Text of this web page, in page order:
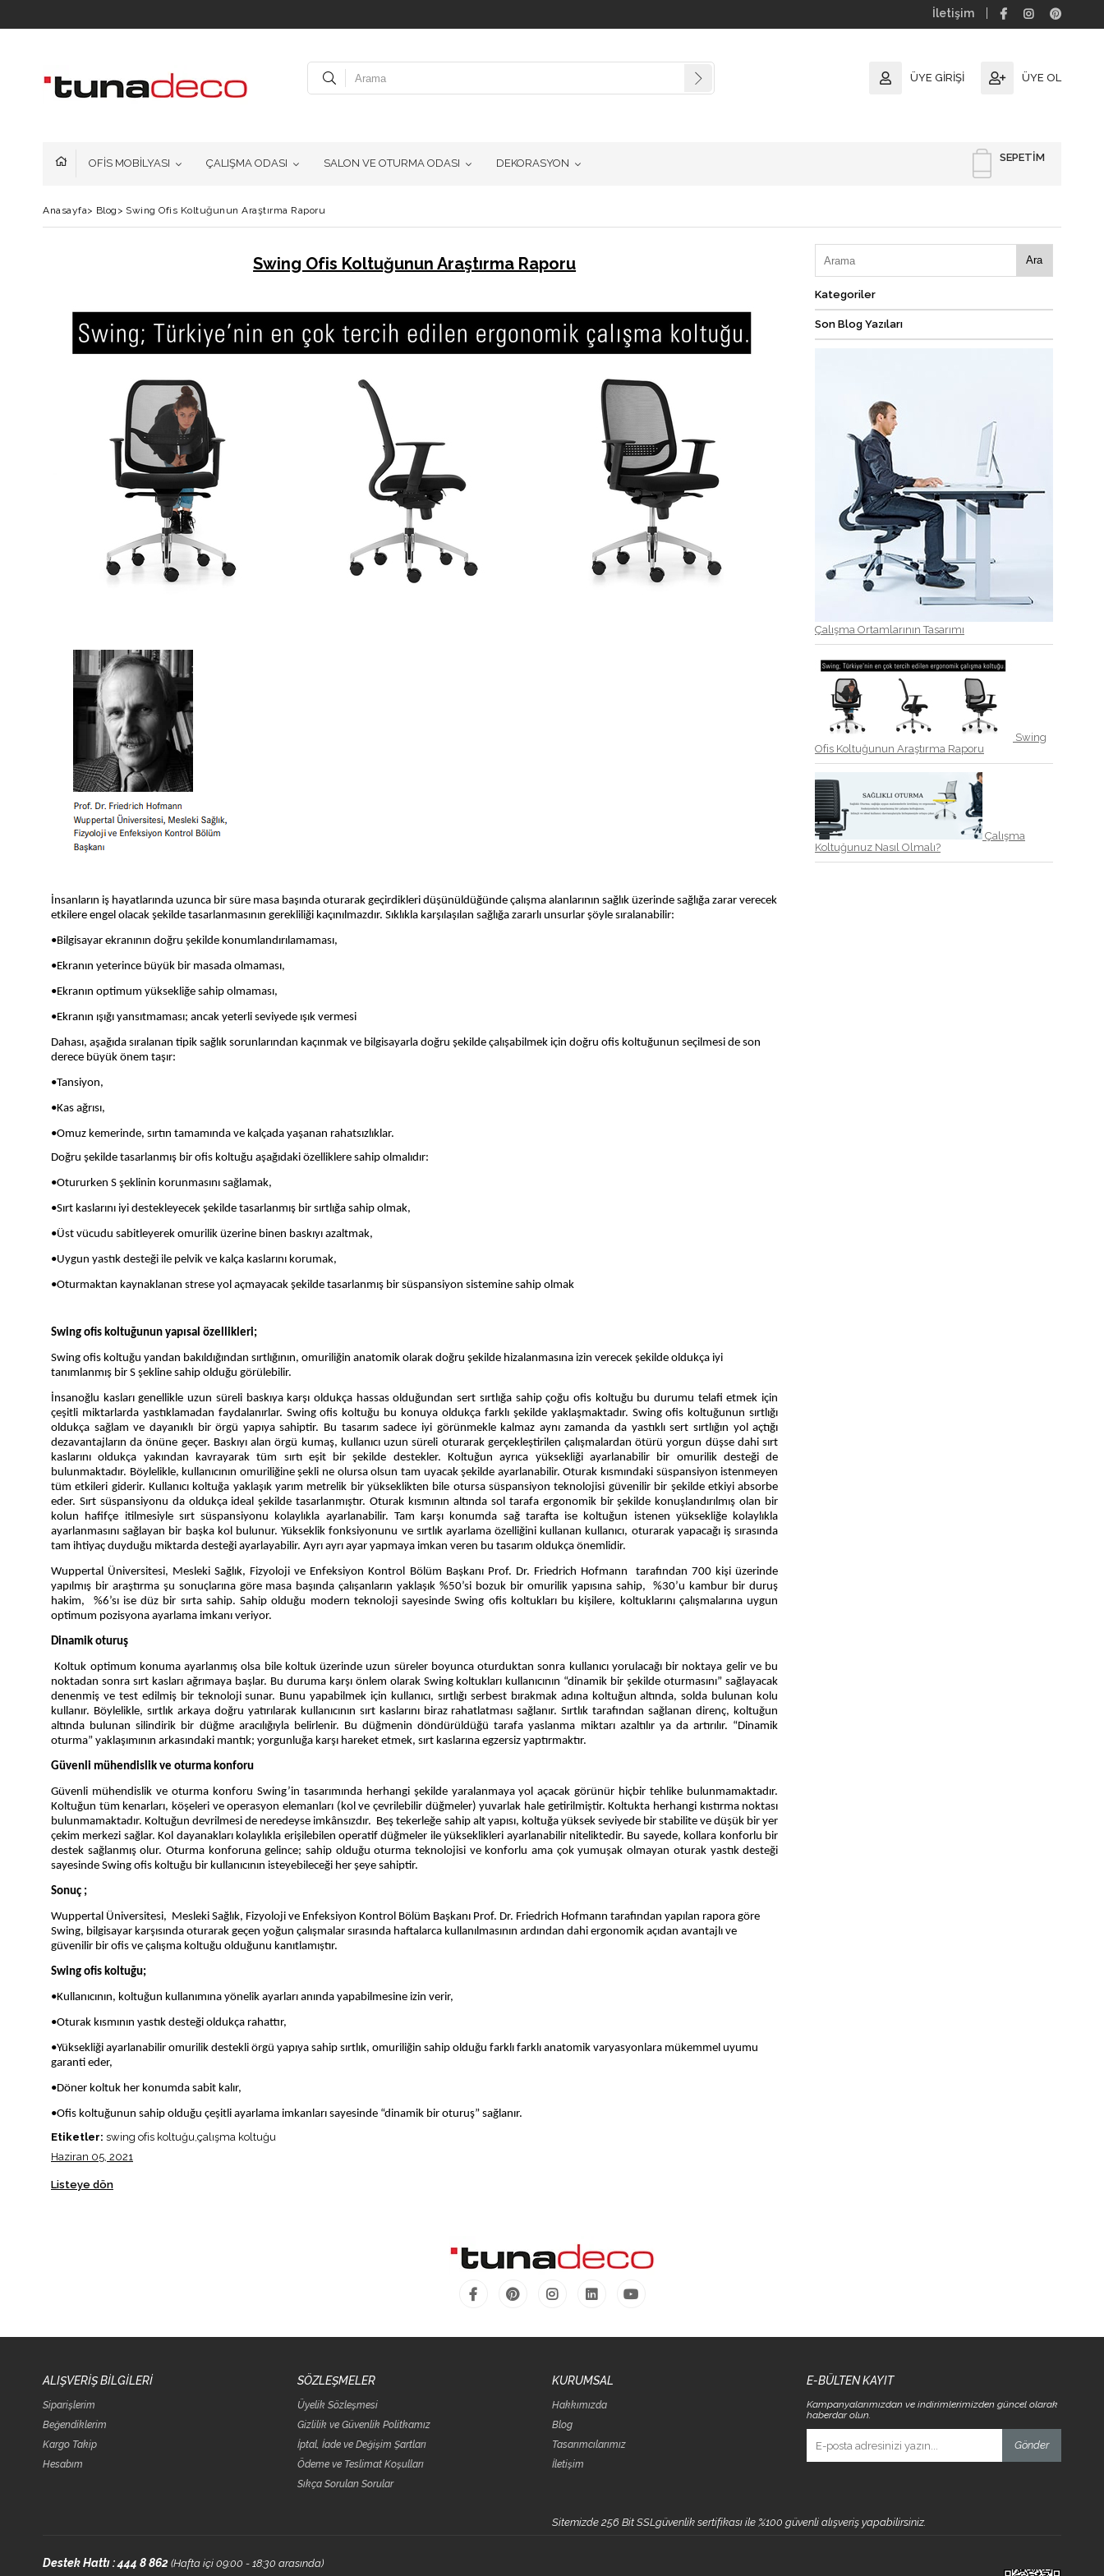
İletişim
ÜYE GIRIŞI ÜYE OL
SEPETIM
OFİS MOBİLYASI ÇALIŞMA ODASI SALON VE OTURMA ODASI DEKORASYON
Anasayfa> Blog > Swing Ofis Koltuğunun Araştırma Raporu
Swing Ofis Koltuğunun Araştırma Raporu
İnsanların iş hayatlarında uzunca bir süre masa başında oturarak geçirdikleri düşünüldüğünde çalışma alanlarının sağlık üzerinde sağlığa zarar verecek
etkilere engel olacak şekilde tasarlanmasının gerekliliği kaçınılmazdır. Sıklıkla karşılaşılan sağlığa zararlı unsurlar şöyle sıralanabilir:
•Bilgisayar ekranının doğru şekilde konumlandırılamaması,
•Ekranın yeterince büyük bir masada olmaması,
•Ekranın optimum yüksekliğe sahip olmaması,
•Ekranın ışığı yansıtmaması; ancak yeterli seviyede ışık vermesi
Dahası, aşağıda sıralanan tipik sağlık sorunlarından kaçınmak ve bilgisayarla doğru şekilde çalışabilmek için doğru ofis koltuğunun seçilmesi de son
derece büyük önem taşır:
•Tansiyon,
•Kas ağrısı,
•Omuz kemerinde, sırtın tamamında ve kalçada yaşanan rahatsızlıklar.
Doğru şekilde tasarlanmış bir ofis koltuğu aşağıdaki özelliklere sahip olmalıdır:
•Otururken S şeklinin korunmasını sağlamak,
•Sırt kaslarını iyi destekleyecek şekilde tasarlanmış bir sırtlığa sahip olmak,
•Üst vücudu sabitleyerek omurilik üzerine binen baskıyı azaltmak,
•Uygun yastık desteği ile pelvik ve kalça kaslarını korumak,
•Oturmaktan kaynaklanan strese yol açmayacak şekilde tasarlanmış bir süspansiyon sistemine sahip olmak
Swing ofis koltuğunun yapısal özellikleri;
Swing ofis koltuğu yandan bakıldığından sırtlığının, omuriliğin anatomik olarak doğru şekilde hizalanmasına izin verecek şekilde oldukça iyi
tanımlanmış bir S şekline sahip olduğu görülebilir.
İnsanoğlu kasları genellikle uzun süreli baskıya karşı oldukça hassas olduğundan sert sırtlığa sahip çoğu ofis koltuğu bu durumu telafi etmek için
çeşitli miktarlarda yastıklamadan faydalanırlar. Swing ofis koltuğu bu konuya oldukça farklı şekilde yaklaşmaktadır. Swing ofis koltuğunun sırtlığı
oldukça sağlam ve dayanıklı bir örgü yapıya sahiptir. Bu tasarım sadece iyi görünmekle kalmaz aynı zamanda da yastıklı sert sırtlığın yol açtığı
dezavantajların da önüne geçer. Baskıyı alan örgü kumaş, kullanıcı uzun süreli oturarak gerçekleştirilen çalışmalardan ötürü yorgun düşse dahi sırt
kaslarını oldukça yakından kavrayarak tüm sırtı eşit bir şekilde destekler. Koltuğun ayrıca yüksekliği ayarlanabilir bir omurilik desteği de
bulunmaktadır. Böylelikle, kullanıcının omuriliğine şekli ne olursa olsun tam uyacak şekilde ayarlanabilir. Oturak kısmındaki süspansiyon istenmeyen
tüm etkileri giderir. Kullanıcı koltuğa yaklaşık yarım metrelik bir yükseklikten bile otursa süspansiyon teknolojisi güvenilir bir şekilde etkiyi absorbe
eder. Sırt süspansiyonu da oldukça ideal şekilde tasarlanmıştır. Oturak kısmının altında sol tarafa ergonomik bir şekilde konuşlandırılmış olan bir
kolun hafifçe itilmesiyle sırt süspansiyonu kolaylıkla ayarlanabilir. Tam karşı konumda sağ tarafta ise koltuğun istenen yüksekliğe kolaylıkla
ayarlanmasını sağlayan bir başka kol bulunur. Yükseklik fonksiyonunu ve sırtlık ayarlama özelliğini kullanan kullanıcı, oturarak yapacağı iş sırasında
tam ihtiyaç duyduğu miktarda desteği ayarlayabilir. Ayrı ayrı ayar yapmaya imkan veren bu tasarım oldukça önemlidir.
Wuppertal Üniversitesi, Mesleki Sağlık, Fizyoloji ve Enfeksiyon Kontrol Bölüm Başkanı Prof. Dr. Friedrich Hofmann tarafından 700 kişi üzerinde
yapılmış bir araştırma şu sonuçlarına göre masa başında çalışanların yaklaşık %50’si bozuk bir omurilik yapısına sahip, %30’u kambur bir duruş
hakim, %6’sı ise düz bir sırta sahip. Sahip olduğu modern teknoloji sayesinde Swing ofis koltukları bu kişilere, koltuklarını çalışmalarına uygun
optimum pozisyona ayarlama imkanı veriyor.
Dinamik oturuş
Koltuk optimum konuma ayarlanmış olsa bile koltuk üzerinde uzun süreler boyunca oturduktan sonra kullanıcı yorulacağı bir noktaya gelir ve bu
noktadan sonra sırt kasları ağrımaya başlar. Bu duruma karşı önlem olarak Swing koltukları kullanıcının “dinamik bir şekilde oturmasını” sağlayacak
denenmiş ve test edilmiş bir teknoloji sunar. Bunu yapabilmek için kullanıcı, sırtlığı serbest bırakmak adına koltuğun altında, solda bulunan kolu
kullanır. Böylelikle, sırtlık arkaya doğru yatırılarak kullanıcının sırt kaslarını biraz rahatlatması sağlanır. Sırtlık tarafından sağlanan direnç, koltuğun
altında bulunan silindirik bir düğme aracılığıyla belirlenir. Bu düğmenin döndürüldüğü tarafa yaslanma miktarı azaltılır ya da artırılır. “Dinamik
oturma” yaklaşımının arkasındaki mantık; yorgunluğa karşı hareket etmek, sırt kaslarına egzersiz yaptırmaktır.
Güvenli mühendislik ve oturma konforu
Güvenli mühendislik ve oturma konforu Swing’in tasarımında herhangi şekilde yaralanmaya yol açacak görünür hiçbir tehlike bulunmamaktadır.
Koltuğun tüm kenarları, köşeleri ve operasyon elemanları (kol ve çevrilebilir düğmeler) yuvarlak hale getirilmiştir. Koltukta herhangi kıstırma noktası
bulunmamaktadır. Koltuğun devrilmesi de neredeyse imkânsızdır. Beş tekerleğe sahip alt yapısı, koltuğa yüksek seviyede bir stabilite ve düşük bir yer
çekim merkezi sağlar. Kol dayanakları kolaylıkla erişilebilen operatif düğmeler ile yükseklikleri ayarlanabilir niteliktedir. Bu sayede, kollara konforlu bir
destek sağlanmış olur. Oturma konforuna gelince; sahip olduğu oturma teknolojisi ve konforlu ama çok yumuşak olmayan oturak yastık desteği
sayesinde Swing ofis koltuğu bir kullanıcının isteyebileceği her şeye sahiptir.
Sonuç ;
Wuppertal Üniversitesi, Mesleki Sağlık, Fizyoloji ve Enfeksiyon Kontrol Bölüm Başkanı Prof. Dr. Friedrich Hofmann tarafından yapılan rapora göre
Swing, bilgisayar karşısında oturarak geçen yoğun çalışmalar sırasında haftalarca kullanılmasının ardından dahi ergonomik açıdan avantajlı ve
güvenilir bir ofis ve çalışma koltuğu olduğunu kanıtlamıştır.
Swing ofis koltuğu;
•Kullanıcının, koltuğun kullanımına yönelik ayarları anında yapabilmesine izin verir,
•Oturak kısmının yastık desteği oldukça rahattır,
•Yüksekliği ayarlanabilir omurilik destekli örgü yapıya sahip sırtlık, omuriliğin sahip olduğu farklı farklı anatomik varyasyonlara mükemmel uyumu
garanti eder,
•Döner koltuk her konumda sabit kalır,
•Ofis koltuğunun sahip olduğu çeşitli ayarlama imkanları sayesinde “dinamik bir oturuş” sağlanır.
Etiketler: swing ofis koltuğu,çalışma koltuğu
Haziran 05, 2021
Listeye dön
Ara
Kategoriler
Son Blog Yazıları
Çalışma Ortamlarının Tasarımı
Swing
Ofis Koltuğunun Araştırma Raporu
Çalışma
Koltuğunuz Nasıl Olmalı?
ALIŞVERİŞ BİLGİLERİ
Siparişlerim
Beğendiklerim
Kargo Takip
Hesabım
SÖZLEŞMELER
Üyelik Sözleşmesi
Gizlilik ve Güvenlik Politkamız
İptal, İade ve Değişim Şartları
Ödeme ve Teslimat Koşulları
Sıkça Sorulan Sorular
KURUMSAL
Hakkımızda
Blog
Tasarımcılarımız
İletişim
E-BÜLTEN KAYIT
Kampanyalarımızdan ve indirimlerimizden güncel olarak
haberdar olun.
Gönder
Destek Hattı : 444 8 862 (Hafta içi 09:00 - 18:30 arasında)
Sitemizde 256 Bit SSLgüvenlik sertifikası ile %100 güvenli alışveriş yapabilirsiniz.